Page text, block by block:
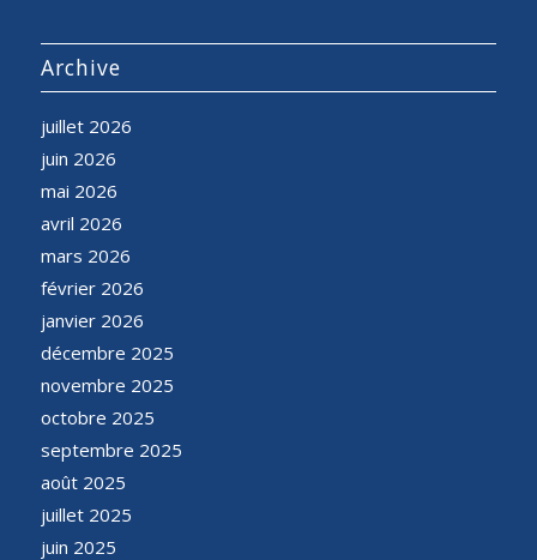
Archive
juillet 2026
juin 2026
mai 2026
avril 2026
mars 2026
février 2026
janvier 2026
décembre 2025
novembre 2025
octobre 2025
septembre 2025
août 2025
juillet 2025
juin 2025